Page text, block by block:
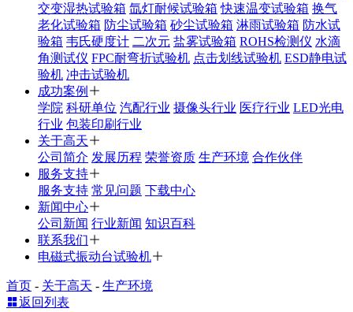
交变湿热试验箱 氙灯耐候试验箱 快速温变试验箱 换气
老化试验箱 防尘试验箱 砂尘试验箱 淋雨试验箱 防水试
验箱 韦氏硬度计 二次元 盐雾试验箱 ROHS检测仪 水滴
角测试仪 FPC耐弯折试验机 点击划线试验机 ESD静电试
验机 冲击试验机
成功案例
学院 科研单位 汽配行业 摄像头行业 医疗行业 LED光电
行业 包装印刷行业
关于高天
公司简介 发展历程 荣誉资质 生产环境 合作伙伴
服务支持
服务支持 常见问题 下载中心
新闻中心
公司新闻 行业新闻 知识百科
联系我们
电磁式振动台试验机
首页 - 关于高天 - 生产环境
返回列表